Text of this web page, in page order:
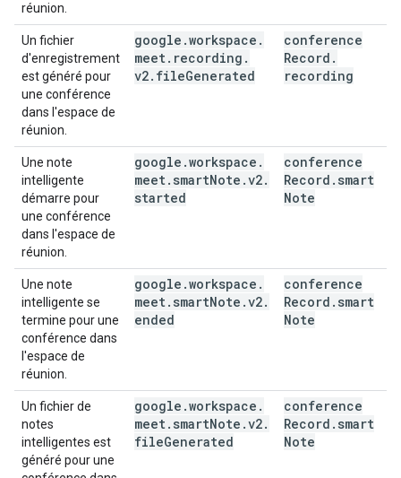
réunion.
Un fichier
d'enregistrement
est généré pour
une conférence
dans l'espace de
réunion.
google .workspace .
meet. recording .
v2. fileGenerated
conference
Record .
recording
Une note
intelligente
démarre pour
une conférence
dans l'espace de
réunion.
google .workspace .
meet. smartNote .v2.
started
conference
Record . smart
Note
Une note
intelligente se
termine pour une
conférence dans
l'espace de
réunion.
google .workspace .
meet. smartNote .v2.
ended
conference
Record . smart
Note
Un fichier de
notes
intelligentes est
généré pour une
google .workspace .
meet. smartNote .v2.
fileGenerated
conference
Record . smart
Note